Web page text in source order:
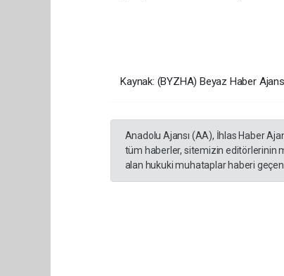
Kaynak: (BYZHA) Beyaz Haber
Anadolu Ajansı (AA), İhlas Haber
tüm haberler, sitemizin editörlerinin
alan hukuki muhataplar haberi